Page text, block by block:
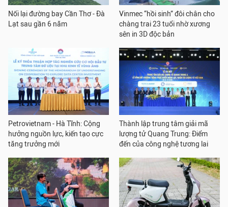
Nối lại đường bay Cần Thơ - Đà
Lạt sau gần 6 năm
Vinmec “hồi sinh” đôi chân cho
chàng trai 23 tuổi nhờ xương
sên in 3D độc bản
Petrovietnam - Hà Tĩnh: Cộng
hưởng nguồn lực, kiến tạo cực
tăng trưởng mới
Thành lập trung tâm giải mã
lượng tử Quang Trung: Điểm
đến của công nghệ tương lai